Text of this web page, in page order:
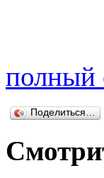
полный
Поделиться…